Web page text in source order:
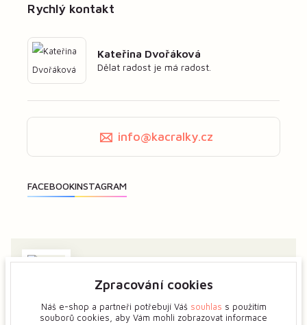
Zajímá vás má tvorba? Dejte mi předem vědět a ukážeme
Rychlý kontakt
Kateřina Dvořáková
Dělat radost je má radost.
info@kacralky.cz
Zpracování cookies
Náš e-shop a partneři potřebují Váš souhlas s použitím
souborů cookies, aby Vám mohli zobrazovat informace